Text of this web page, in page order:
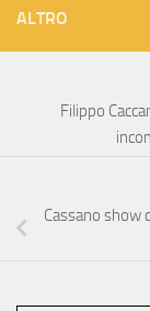
ALTRO
Filippo
Cassano show